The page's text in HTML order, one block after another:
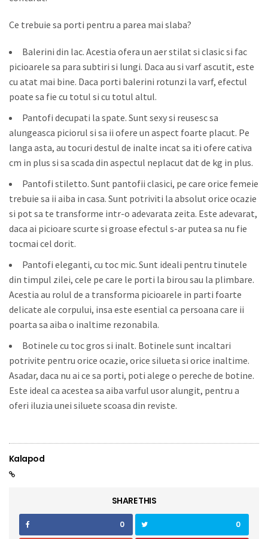
Ce trebuie sa porti pentru a parea mai slaba?
Balerini din lac. Acestia ofera un aer stilat si clasic si fac
picioarele sa para subtiri si lungi. Daca au si varf ascutit, este
cu atat mai bine. Daca porti balerini rotunzi la varf, efectul
poate sa fie cu totul si cu totul altul.
Pantofi decupati la spate. Sunt sexy si reusesc sa
alungeasca piciorul si sa ii ofere un aspect foarte placut. Pe
langa asta, au tocuri destul de inalte incat sa iti ofere cativa
cm in plus si sa scada din aspectul neplacut dat de kg in plus.
Pantofi stiletto. Sunt pantofii clasici, pe care orice femeie
trebuie sa ii aiba in casa. Sunt potriviti la absolut orice ocazie
si pot sa te transforme intr-o adevarata zeita. Este adevarat,
daca ai picioare scurte si groase efectul s-ar putea sa nu fie
tocmai cel dorit.
Pantofi eleganti, cu toc mic. Sunt ideali pentru tinutele
din timpul zilei, cele pe care le porti la birou sau la plimbare.
Acestia au rolul de a transforma picioarele in parti foarte
delicate ale corpului, insa este esential ca persoana care ii
poarta sa aiba o inaltime rezonabila.
Botinele cu toc gros si inalt. Botinele sunt incaltari
potrivite pentru orice ocazie, orice silueta si orice inaltime.
Asadar, daca nu ai ce sa porti, poti alege o pereche de botine.
Este ideal ca acestea sa aiba varful usor alungit, pentru a
oferi iluzia unei siluete scoasa din reviste.
Kalapod
SHARE THIS
0 0